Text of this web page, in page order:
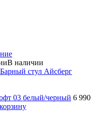
В наличии
03 белый/черный 6 990